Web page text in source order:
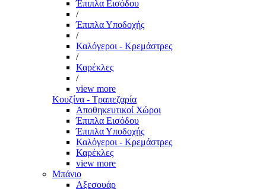
Έπιπλα Εισόδου
/
Έπιπλα Υποδοχής
/
Καλόγεροι - Κρεμάστρες
/
Καρέκλες
/
view more
Κουζίνα - Τραπεζαρία
Αποθηκευτικοί Χώροι
Έπιπλα Εισόδου
Έπιπλα Υποδοχής
Καλόγεροι - Κρεμάστρες
Καρέκλες
view more
Μπάνιο
Αξεσουάρ